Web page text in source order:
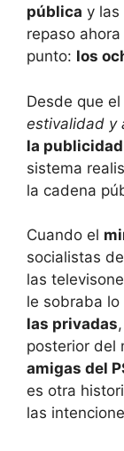
pública y las
repaso
punto: los
Desde que el
estivalidad y
la publicidad
sistema
la cadena
Cuando el
socialistas de
las
le sobraba lo
las privadas
posterior del
amigas del
es otra
las